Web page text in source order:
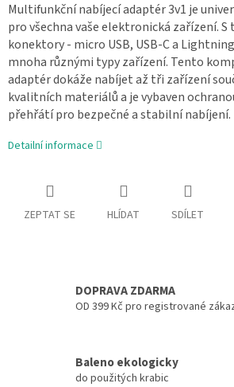
Multifunkční nabíjecí adaptér 3v1 je
pro všechna vaše elektronická zařízení.
konektory - micro USB, USB-C a
mnoha různými typy zařízení. Tento
adaptér dokáže nabíjet až tři zařízení
kvalitních materiálů a je vybaven
přehřátí pro bezpečné a stabilní nabíjení.
Detailní informace
ZEPTAT SE HLÍDAT SDÍLET
DOPRAVA ZDARMA
OD 399 Kč pro registrované
Baleno ekologicky
do použitých krabic